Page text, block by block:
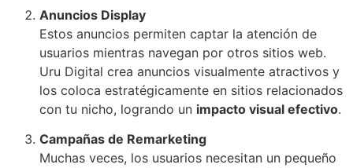
Anuncios Display
Estos anuncios permiten captar la atención de
usuarios mientras navegan por otros sitios web.
Uru Digital crea anuncios visualmente atractivos y
los coloca estratégicamente en sitios relacionados
con tu nicho, logrando un impacto visual efectivo.
Campañas de Remarketing
Muchas veces, los usuarios necesitan un pequeño